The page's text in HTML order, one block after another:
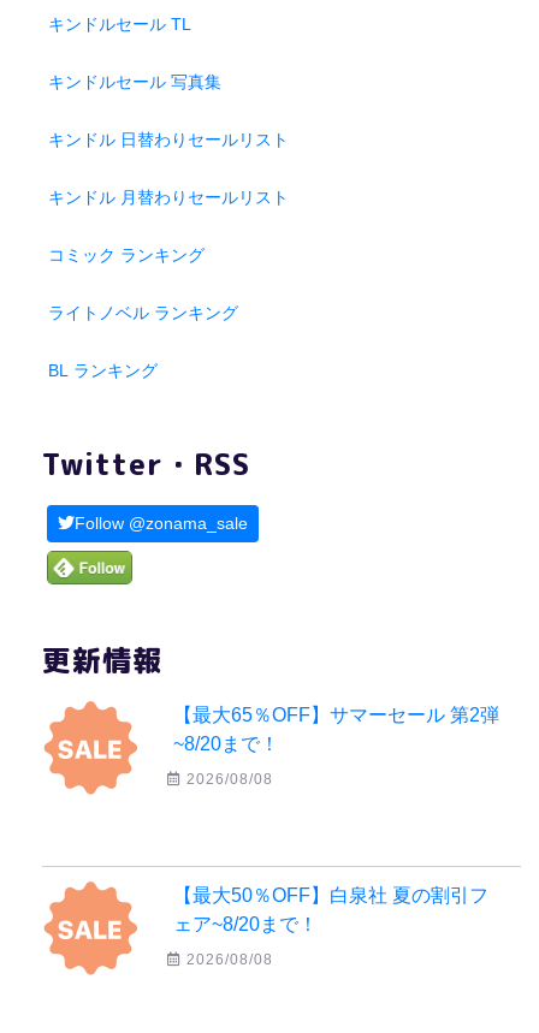
キンドルセール TL
キンドルセール 写真集
キンドル 日替わりセールリスト
キンドル 月替わりセールリスト
コミック ランキング
ライトノベル ランキング
BL ランキング
Twitter・RSS
Follow @zonama_sale
更新情報
【最大65％OFF】サマーセール 第2弾
~8/20まで！
2026/08/08
【最大50％OFF】白泉社 夏の割引フ
ェア~8/20まで！
2026/08/08